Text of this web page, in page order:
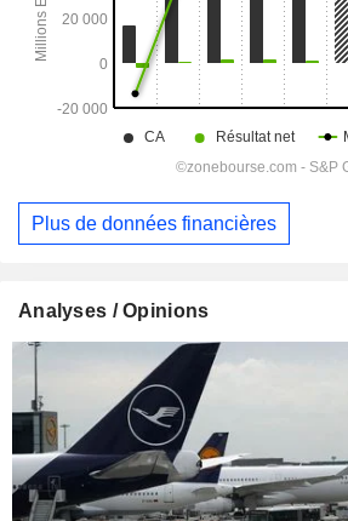
Plus de données financières
Analyses / Opinions